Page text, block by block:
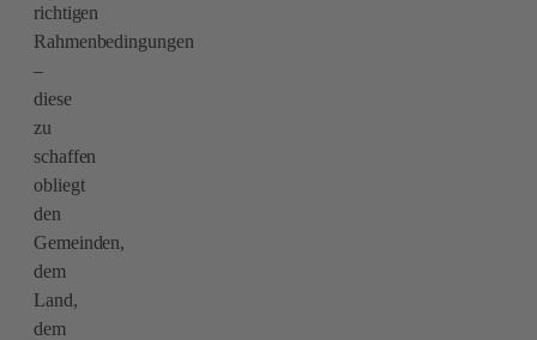
richtigen
Rahmenbedingungen
–
diese
zu
schaffen
obliegt
den
Gemeinden,
dem
Land,
dem